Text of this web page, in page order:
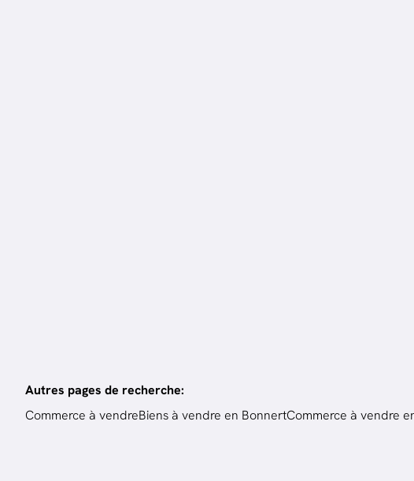
Autres pages de recherche:
Commerce à vendreBiens à vendre en BonnertCommerce à vendre